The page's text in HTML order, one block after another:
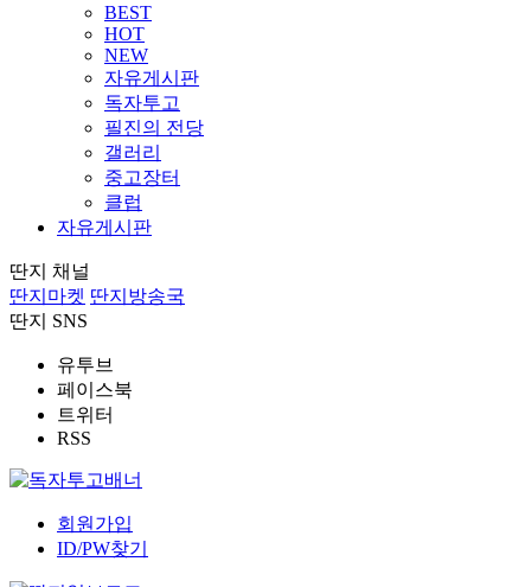
BEST
HOT
NEW
자유게시판
독자투고
필진의 전당
갤러리
중고장터
클럽
자유게시판
딴지 채널
딴지마켓 딴지방송국
딴지 SNS
유투브
페이스북
트위터
RSS
회원가입
ID/PW찾기